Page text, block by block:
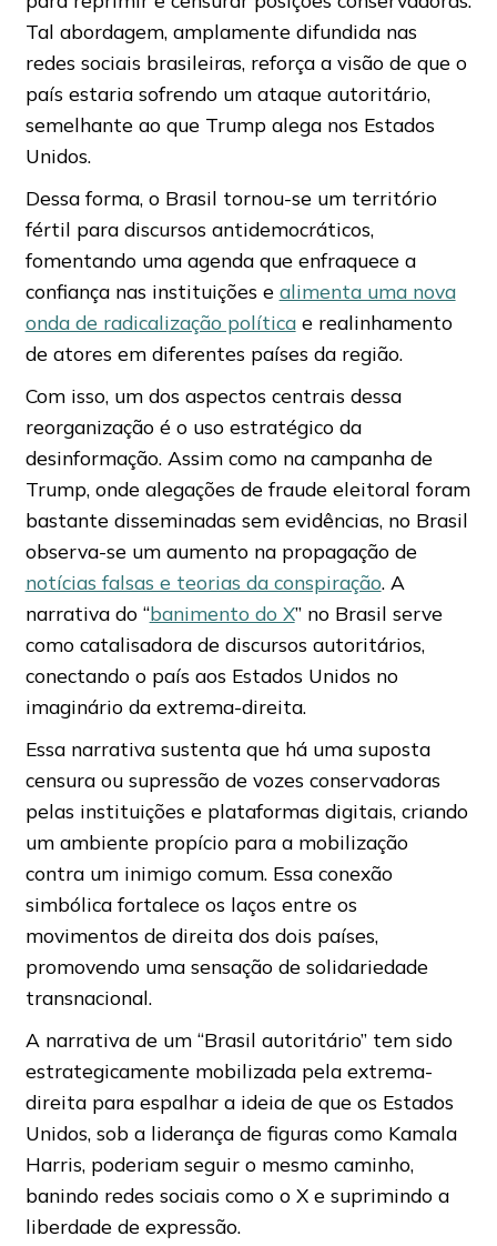
Tal abordagem, amplamente difundida nas
redes sociais brasileiras, reforça a visão de que o
país estaria sofrendo um ataque autoritário,
semelhante ao que Trump alega nos Estados
Unidos.
Dessa forma, o Brasil tornou-se um território
fértil para discursos antidemocráticos,
fomentando uma agenda que enfraquece a
confiança nas instituições e alimenta uma nova
onda de radicalização políticae realinhamento
de atores em diferentes países da região.
Com isso, um dos aspectos centrais dessa
reorganização é o uso estratégico da
desinformação. Assim como na campanha de
Trump, onde alegações de fraude eleitoral foram
bastante disseminadas sem evidências, no Brasil
observa-se um aumento na propagação de
notícias falsas e teorias da conspiração. A
narrativa do “banimento do X” no Brasil serve
como catalisadora de discursos autoritários,
conectando o país aos Estados Unidos no
imaginário da extrema-direita.
Essa narrativa sustenta que há uma suposta
censura ou supressão de vozes conservadoras
pelas instituições e plataformas digitais, criando
um ambiente propício para a mobilização
contra um inimigo comum. Essa conexão
simbólica fortalece os laços entre os
movimentos de direita dos dois países,
promovendo uma sensação de solidariedade
transnacional.
A narrativa de um “Brasil autoritário” tem sido
estrategicamente mobilizada pela extrema-
direita para espalhar a ideia de que os Estados
Unidos, sob a liderança de figuras como Kamala
Harris, poderiam seguir o mesmo caminho,
banindo redes sociais como o X e suprimindo a
liberdade de expressão.